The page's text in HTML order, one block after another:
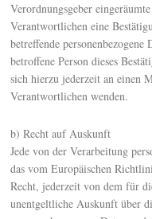
Verordnungsgeber
Verantwortlichen eine
betreffende
betroffene Person dieses
sich hierzu jederzeit an einen
Verantwortlichen wenden.
b) Recht auf Auskunft
Jede von der Verarbeitung
das vom Europäischen
Recht, jederzeit von dem für
unentgeltliche Auskunft über